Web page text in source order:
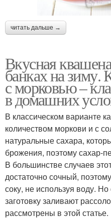
читать дальше →
Вкусная
банках на зиму.
с морковью –
в домашних
В классическом варианте
количеством моркови и с
натуральные сахара,
брожения, поэтому сахар-
В большинстве случаев
достаточно сочный,
соку, не используя воду.
заготовку заливают
рассмотрены в этой статье.